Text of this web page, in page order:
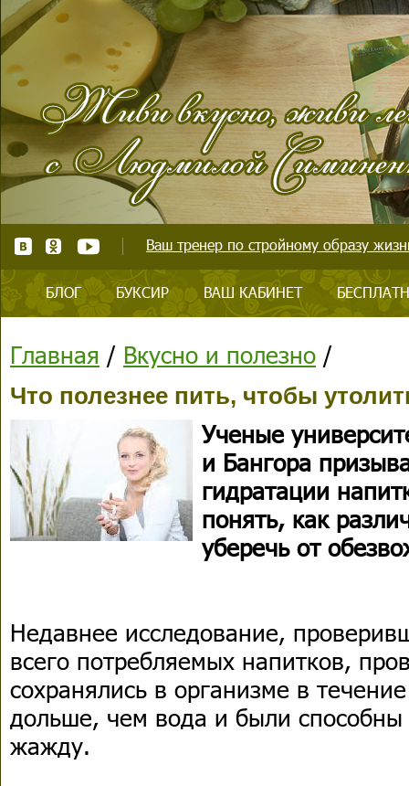
Ваш тренер по стройному образу
БЛОГ БУКСИР ВАШ КАБИНЕТ
Главная / Вкусно и полезно /
Что полезнее пить, чтобы
Ученые
и Бангора
гидратации
понять, как
уберечь от
Недавнее исследование,
всего потребляемых напитков,
сохранялись в организме в
дольше, чем вода и были способны
жажду.